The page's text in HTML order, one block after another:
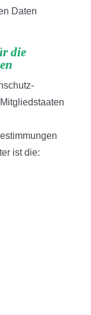
Daten
die
ist die: